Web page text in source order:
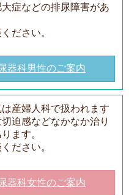
症などの排尿障害があ
ださい。
器科男性のご案内
産婦人科で扱われます
迫感などなかなか治り
ます。
ださい。
器科女性のご案内